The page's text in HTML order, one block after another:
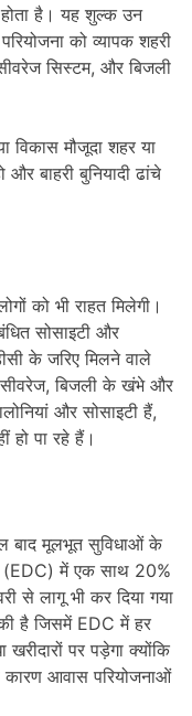
है। यह शुल्क उन
को व्यापक शहरी
सिस्टम, और बिजली
विकास मौजूदा शहर या
बाहरी बुनियादी ढांचे
को भी राहत मिलेगी।
सोसाइटी और
के जरिए मिलने वाले
सीवरेज, बिजली के खंभे और
और सोसाइटी हैं,
हो पा रहे हैं।
बाद मूलभूत सुविधाओं के
(EDC) में एक साथ 20%
से लागू भी कर दिया गया
है जिसमें EDC में हर
पर पड़ेगा क्योंकि
आवास परियोजनाओं